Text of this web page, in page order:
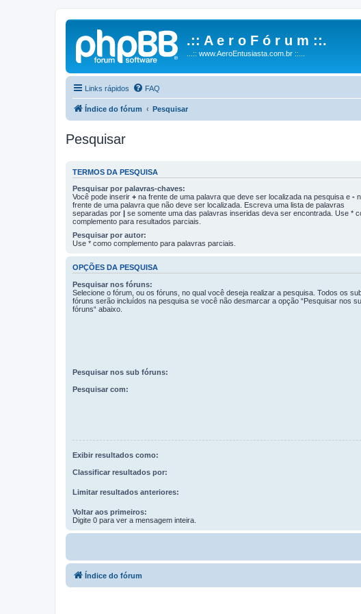
.:: A e r o F ó r u m ::.
...:: www.AeroEntusiasta.com.br ::...
Links rápidos FAQ
Índice do fórum Pesquisar
Pesquisar
TERMOS DA PESQUISA
Pesquisar por palavras-chaves:
Você pode inserir + na frente de uma palavra que deve ser localizada na pesquisa e -
frente de uma palavra que não deve ser localizada. Escreva uma lista de palavras
separadas por | se somente uma das palavras inseridas deva ser encontrada. Use *
complemento para resultados parciais.
Pesquisar por autor:
Use * como complemento para palavras parciais.
OPÇÕES DA PESQUISA
Pesquisar nos fóruns:
Selecione o fórum, ou os fóruns, no qual você deseja realizar a pesquisa. Todos os
fóruns serão incluídos na pesquisa se você não desmarcar a opção “Pesquisar nos
fóruns“ abaixo.
Pesquisar nos sub fóruns:
Pesquisar com:
Exibir resultados como:
Classificar resultados por:
Limitar resultados anteriores:
Voltar aos primeiros:
Digite 0 para ver a mensagem inteira.
Índice do fórum